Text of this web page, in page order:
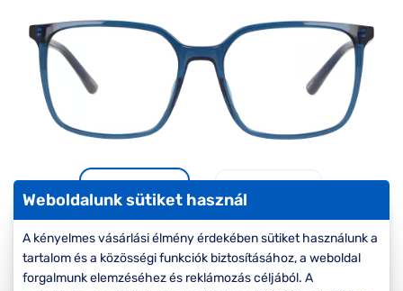
minden
szemüvegekre
Seen Belépőár
ajánlat
-30%
Weboldalunk sütiket használ
A kényelmes vásárlási élmény érdekében sütiket használunk a
tartalom és a közösségi funkciók biztosításához, a weboldal
forgalmunk elemzéséhez és reklámozás céljából. A